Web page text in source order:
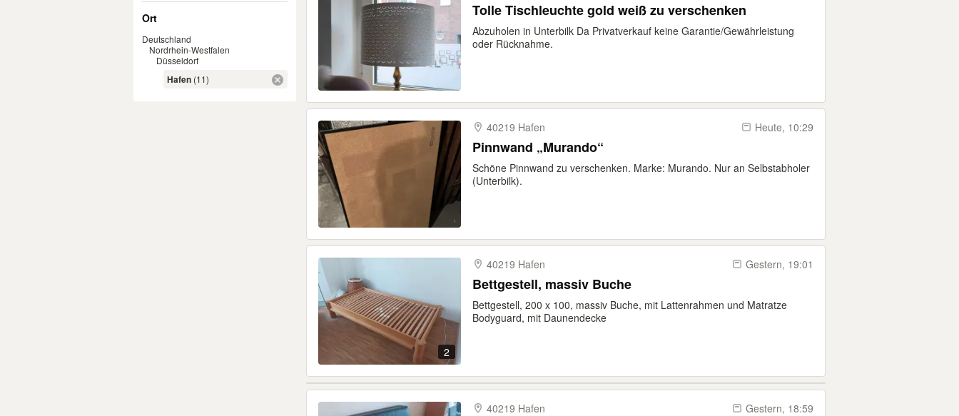
Ort
Deutschland
Nordrhein-Westfalen
Düsseldorf
Hafen (11)
Tolle Tischleuchte gold weiß zu verschenken
Abzuholen in Unterbilk Da Privatverkauf keine Garantie/Gewährleistung
oder Rücknahme.
40219 Hafen Heute, 10:29
Pinnwand „Murando“
Schöne Pinnwand zu verschenken. Marke: Murando. Nur an Selbstabholer
(Unterbilk).
2
40219 Hafen Gestern, 19:01
Bettgestell, massiv Buche
Bettgestell, 200 x 100, massiv Buche, mit Lattenrahmen und Matratze
Bodyguard, mit Daunendecke
40219 Hafen Gestern, 18:59